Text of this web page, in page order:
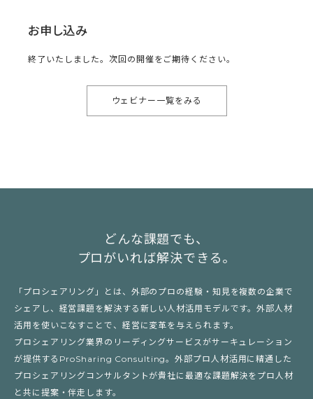
お申し込み
終了いたしました。次回の開催をご期待ください。
ウェビナー一覧をみる
どんな課題でも、
プロがいれば解決できる。
「プロシェアリング」とは、外部のプロの経験・知見を複数の企業で
シェアし、経営課題を解決する新しい人材活用モデルです。外部人材
活用を使いこなすことで、経営に変革を与えられます。
プロシェアリング業界のリーディングサービスがサーキュレーション
が提供するProSharing Consulting。外部プロ人材活用に精通した
プロシェアリングコンサルタントが貴社に最適な課題解決をプロ人材
と共に提案・伴走します。